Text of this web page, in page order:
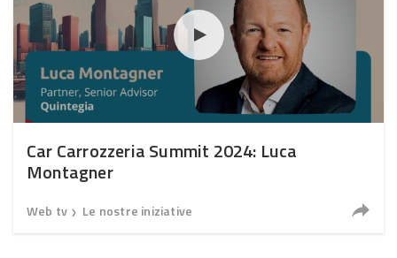
Car Carrozzeria Summit 2024: Luca
Montagner
Web tv ❯ Le nostre iniziative